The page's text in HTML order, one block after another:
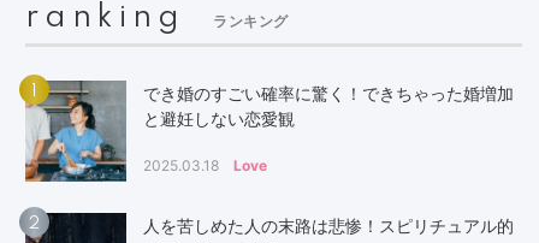
ranking ランキング
でき婚のすごい確率に驚く！できちゃった婚増加
と避妊しない恋愛観
2025.03.18 Love
2
人を苦しめた人の末路は悲惨！スピリチュアル的